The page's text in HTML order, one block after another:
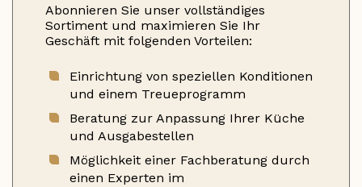
Abonnieren Sie unser vollständiges
Sortiment und maximieren Sie Ihr
Geschäft mit folgenden Vorteilen:
Einrichtung von speziellen Konditionen
und einem Treueprogramm
Beratung zur Anpassung Ihrer Küche
und Ausgabestellen
Möglichkeit einer Fachberatung durch
einen Experten im